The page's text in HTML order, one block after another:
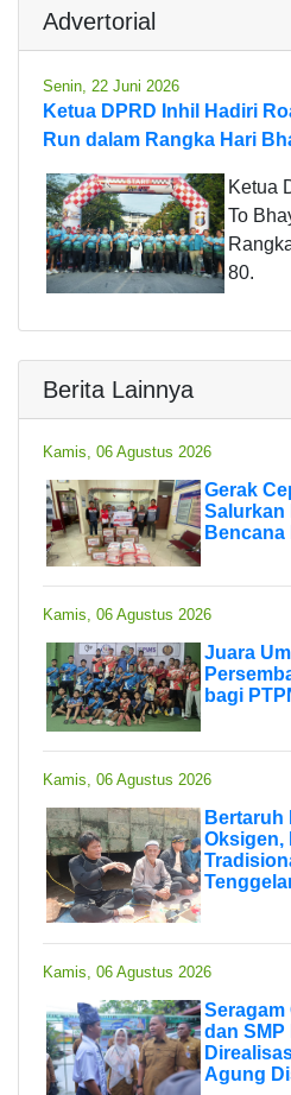
Advertorial
Senin, 22 Juni 2026
Ketua DPRD Inhil Hadiri
Run dalam Rangka Hari
Ketua
To
80.
Berita Lainnya
Kamis, 06 Agustus 2026
Gerak
Salurkan
Kamis, 06 Agustus 2026
Juara
bagi
Kamis, 06 Agustus 2026
Bertaruh
Oksigen,
Kamis, 06 Agustus 2026
Seragam
dan SMP
Agung